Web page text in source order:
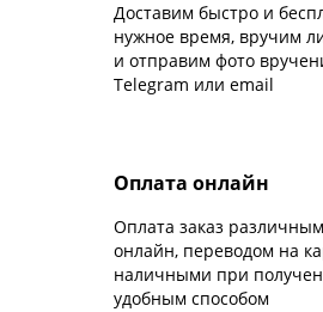
Доставим быстро и
нужное время, вручим
и отправим фото
Telegram или email
Оплата онлайн
Оплата заказ
онлайн, переводом на
наличными при
удобным способом